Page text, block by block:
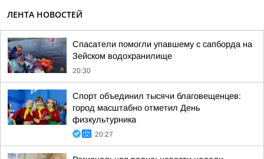
ЛЕНТА НОВОСТЕЙ
Спасатели помогли упавшему с сапборда на
Зейском водохранилище
20:30
Спорт объединил тысячи благовещенцев:
город масштабно отметил День
физкультурника
20:27